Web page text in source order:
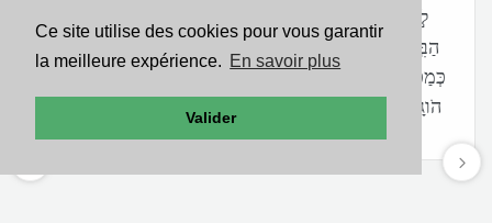
Ce site utilise des cookies pour vous garantir
la meilleure expérience. En savoir plus
Valider
(BHS)
לֹ֣וא אֲלֵיכֶם֮ כָּל־עֹ֣בְרֵי דֶרֶךְ֒
הַבִּ֣יטוּ וּרְא֗וּ אִם־יֵ֤שׁ מַכְאֹוב֙
כְּמַכְאֹבִ֔י אֲשֶׁ֥ר עֹולַ֖ל לִ֑י אֲשֶׁר֙
הֹוגָ֣ה יְהוָ֔ה בְּיֹ֖ום חֲרֹ֥ון אַפֹּֽו׃ ס